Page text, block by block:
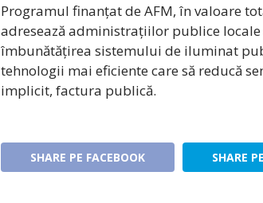
Programul finanțat de AFM, în valoare
adresează administrațiilor publice
îmbunătățirea sistemului de iluminat
tehnologii mai eficiente care să reducă
implicit, factura publică.
SHARE PE FACEBOOK SHARE